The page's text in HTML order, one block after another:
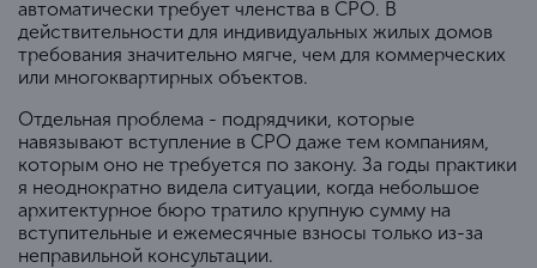
автоматически требует членства в СРО. В
действительности для индивидуальных жилых домов
требования значительно мягче, чем для коммерческих
или многоквартирных объектов.
Отдельная проблема - подрядчики, которые
навязывают вступление в СРО даже тем компаниям,
которым оно не требуется по закону. За годы практики
я неоднократно видела ситуации, когда небольшое
архитектурное бюро тратило крупную сумму на
вступительные и ежемесячные взносы только из-за
неправильной консультации.